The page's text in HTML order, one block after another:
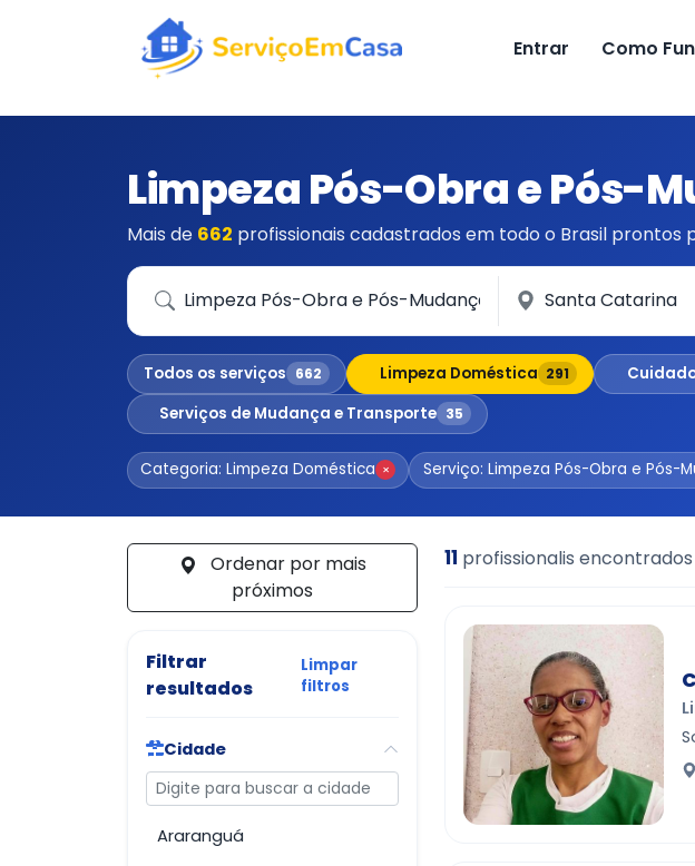
Entrar Como
Limpeza Pós-Obra e Pós-
Mais de 662 profissionais cadastrados em todo o Brasil prontos
Que serviço você precisa? Em qual cidade?
Todos os serviços 662 Limpeza Doméstica 291
Serviços de Mudança e Transporte 35
Categoria: Limpeza Doméstica × Serviço: Limpeza Pós-Obra e Pós-
próximos
Filtrar
resultados
Limpar
filtros
Cidade
Buscar cidade
Araranguá
11 profissionalis encontrados